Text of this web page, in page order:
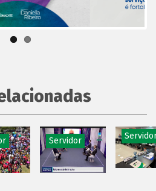
Next
Servidor